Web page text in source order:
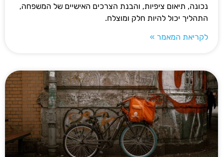
נכונה, תיאום ציפיות, והבנת הצרכים האישיים של המשפחה,
התהליך יכול להיות חלק ומוצלח.
לקריאת המאמר »